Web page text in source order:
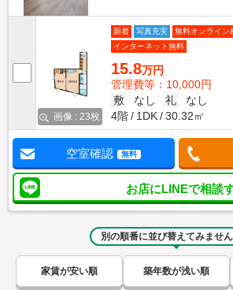
画像 : 23枚
新着 写真充実
無料オンライン
インターネット無料
15.8万円
管理費等：10,000円
敷
なし 礼
なし
4階
1DK 30.32㎡
空室確認 無料
お店にLINEで相談
別の順番に並び替えてみませ
家賃が安い順 築年数が浅い順